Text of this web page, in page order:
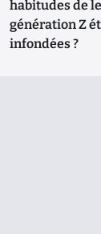
habitudes de
génération Z
infondées ?